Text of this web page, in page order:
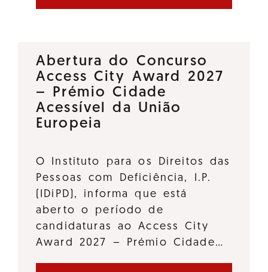
Abertura do Concurso
Access City Award 2027
– Prémio Cidade
Acessível da União
Europeia
O Instituto para os Direitos das
Pessoas com Deficiência, I.P.
(IDiPD), informa que está
aberto o período de
candidaturas ao Access City
Award 2027 – Prémio Cidade…